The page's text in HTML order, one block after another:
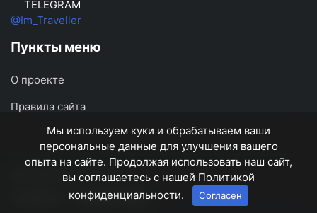
TELEGRAM
@Im_Traveller
Пункты меню
О проекте
Правила сайта
imtraveller.ru © 2026
Правила сайта
Мы используем куки и обрабатываем ваши
персональные данные для улучшения вашего
опыта на сайте. Продолжая использовать наш сайт,
вы соглашаетесь с нашей Политикой
конфиденциальности.
Согласен